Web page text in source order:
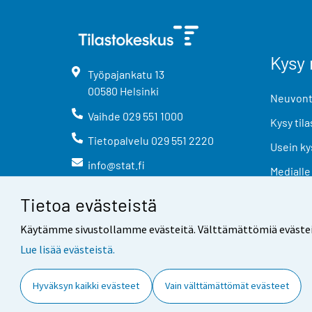
Tietoa evästeistä
Käytämme sivustollamme evästeitä. Välttämättömiä
Lue lisää evästeistä.
Hyväksyn kaikki evästeet Vain välttämättömät evästeet
Työpajankatu 13
00580 Helsinki
Vaihde 029 551 1000
Tietopalvelu 029 551 2220
info@stat.fi
Kysy
Usein
Medialle
Yhteystiedot Palaute